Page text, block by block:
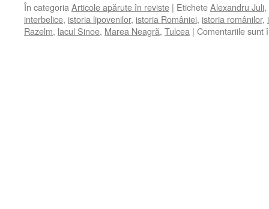
În categoria Articole apărute în reviste | EticheteAlexandru Juli,
interbelice, istoria lipovenilor, istoria României, istoria românilor,
Razelm, lacul Sinoe, Marea Neagră, Tulcea | Comentariile sunt